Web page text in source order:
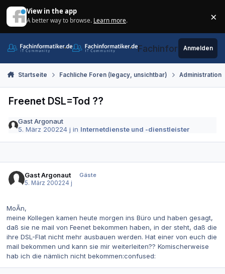
View in the app
A better way to browse. Learn more. ×
Fachinformatiker.de
Anmelden
Startseite Fachliche Foren (legacy, unsichtbar) Administration
Freenet DSL=Tod ??
Gast Argonaut
5. März 200224 j in Internetdienste und -dienstleister
Gast Argonaut
Gäste
5. März 200224 j
MoÃ­n,
meine Kollegen kamen heute morgen ins Büro und haben gesagt,
daß sie ne mail von Feenet bekommen haben, in der steht, daß die
ihre DSL-Flat nicht mehr ausbauen werden. Hat einer von euch die
mail bekommen und kann sie mir weiterleiten?? Komischerweise
hab ich die nämlich nicht bekommen:confused: